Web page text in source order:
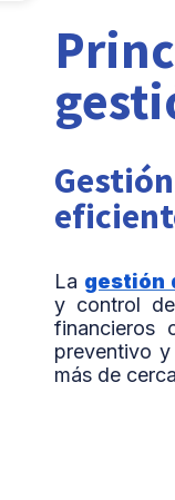
La gestión
y control
financieros
preventivo
más de